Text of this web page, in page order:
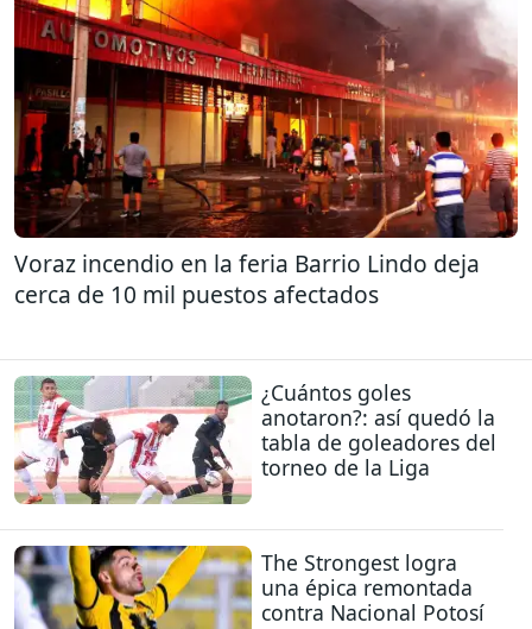
Voraz incendio en la feria Barrio Lindo deja
cerca de 10 mil puestos afectados
¿Cuántos goles
anotaron?: así quedó la
tabla de goleadores del
torneo de la Liga
The Strongest logra
una épica remontada
contra Nacional Potosí